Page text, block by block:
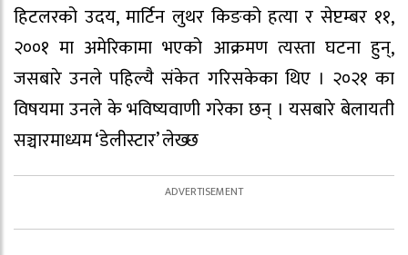
हिटलरको उदय, मार्टिन लुथर किङको हत्या र सेप्टम्बर ११,
२००१ मा अमेरिकामा भएको आक्रमण त्यस्ता घटना हुन्,
जसबारे उनले पहिल्यै संकेत गरिसकेका थिए । २०२१ का
विषयमा उनले के भविष्यवाणी गरेका छन् । यसबारे बेलायती
सञ्चारमाध्यम ‘डेलीस्टार’ लेख्छ